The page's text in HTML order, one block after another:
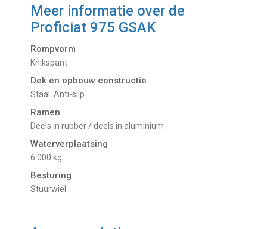
Meer informatie over de
Proficiat 975 GSAK
Rompvorm
Knikspant
Dek en opbouw constructie
Staal. Anti-slip
Ramen
Deels in rubber / deels in aluminium
Waterverplaatsing
6.000 kg
Besturing
Stuurwiel